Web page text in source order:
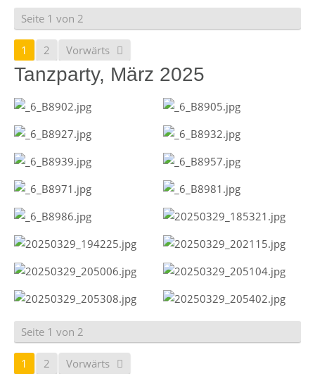
Seite 1 von 2
1 2 Vorwärts
Tanzparty, März 2025
Seite 1 von 2
1 2 Vorwärts